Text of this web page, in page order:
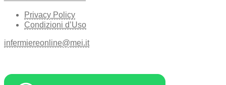
Privacy Policy
Condizioni d’Uso
infermiereonline@mei.it